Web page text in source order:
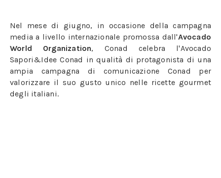
Nel mese di giugno, in occasione della campagna
media a livello internazionale promossa dall'Avocado
World Organization, Conad celebra l'Avocado
Sapori&Idee Conad in qualità di protagonista di una
ampia campagna di comunicazione Conad per
valorizzare il suo gusto unico nelle ricette gourmet
degli italiani.